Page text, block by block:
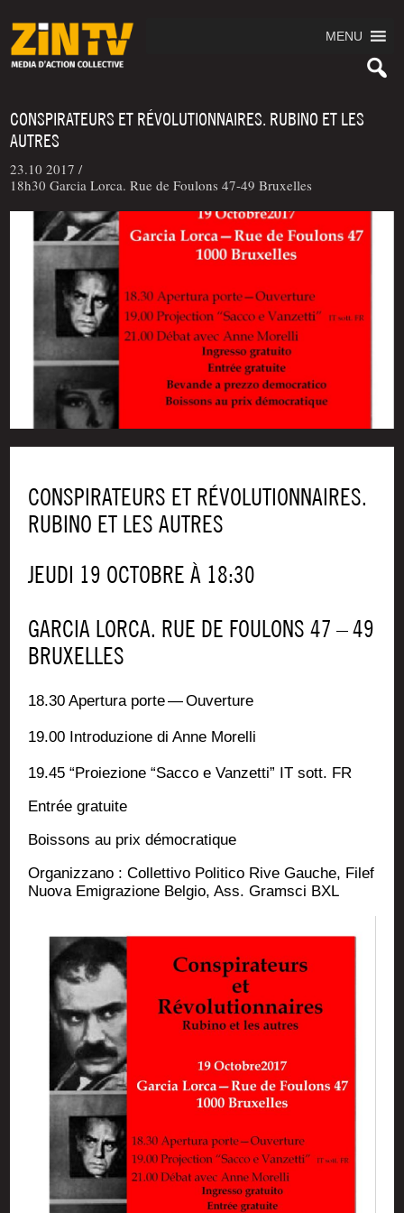
MENU
CONSPIRATEURS ET RÉVOLUTIONNAIRES. RUBINO ET LES
AUTRES
23.10 2017 /
18h30 Garcia Lorca. Rue de Foulons 47-49 Bruxelles
CONSPIRATEURS ET RÉVOLUTIONNAIRES.
RUBINO ET LES AUTRES
JEU­DI 19 OCTOBRE À 18:30
GAR­CIA LOR­CA. RUE DE FOU­LONS 47 – 49
BRUXELLES
18.30 Aper­tu­ra porte — Ouverture
19.00 Intro­du­zione di Anne Morelli
19.45 “Proie­zione “Sac­co e Van­zet­ti” IT sott. FR
Entrée gra­tuite
Bois­sons au prix démocratique
Orga­niz­za­no : Col­let­ti­vo Poli­ti­co Rive Gauche, Filef
Nuo­va Emi­gra­zione Bel­gio, Ass. Gram­sci BXL